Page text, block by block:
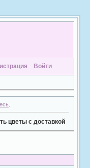
Войти
.
цветы с доставкой